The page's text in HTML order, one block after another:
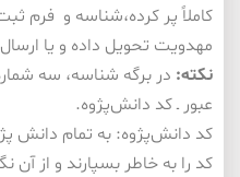
كاملاً پر كرده،شناسه و فرم
مهدویت تحویل داده و یا ارسال
نكته: در برگه شناسه، سه
عبور ـ كد دانش‌پژوه.
كد دانش‌پژوه: به تمام دانش
كد را به خاطر بسپارند و از آن